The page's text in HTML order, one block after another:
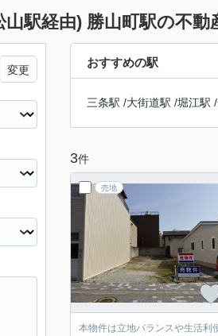
駅経由) 勝山町駅の不動
おすすめの駅
三条駅 /大街道駅 /堀江駅 /
3件
売地
本物件は立地バランスや生活利
変更